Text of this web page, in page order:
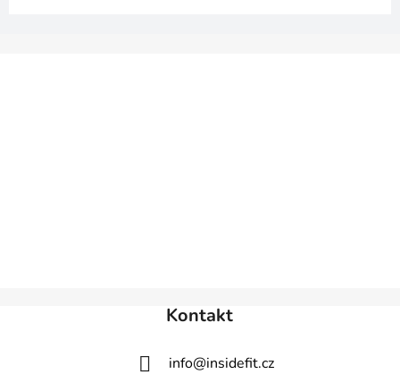
Kontakt
info@insidefit.cz